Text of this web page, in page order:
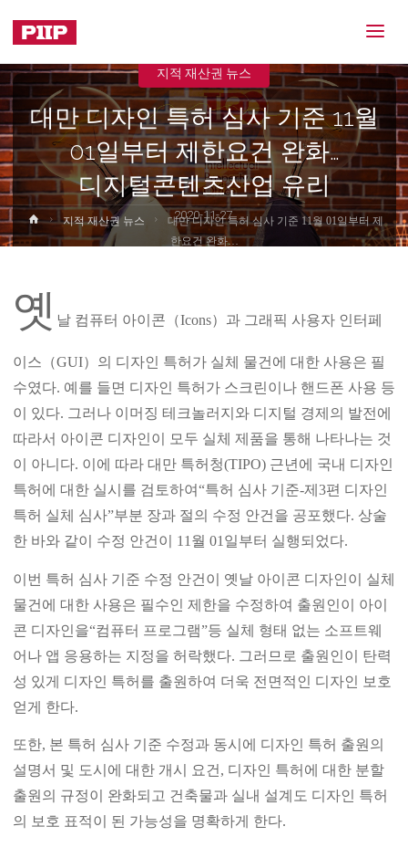
대만 디자인 특허 심사 기준 11월
01일부터 제한요건 완화…
디지털콘텐츠산업 유리
2020-11-27
지적 재산권 뉴스
Home지적 재산권 뉴스
대만 디자인 특허 심사 기준 11월 01일부터 제
한요건 완화…
옛 날 컴퓨터 아이콘（Icons）과 그래픽 사용자 인터페
이스（GUI）의 디자인 특허가 실체 물건에 대한 사용은 필
수였다. 예를 들면 디자인 특허가 스크린이나 핸드폰 사용 등
이 있다. 그러나 이머징 테크놀러지와 디지털 경제의 발전에
따라서 아이콘 디자인이 모두 실체 제품을 통해 나타나는 것
이 아니다. 이에 따라 대만 특허청(TIPO) 근년에 국내 디자인
특허에 대한 실시를 검토하여“특허 심사 기준-제3편 디자인
특허 실체 심사”부분 장과 절의 수정 안건을 공포했다. 상술
한 바와 같이 수정 안건이 11월 01일부터 실행되었다.
이번 특허 심사 기준 수정 안건이 옛날 아이콘 디자인이 실체
물건에 대한 사용은 필수인 제한을 수정하여 출원인이 아이
콘 디자인을“컴퓨터 프로그램”등 실체 형태 없는 소프트웨
어나 앱 응용하는 지정을 허락했다. 그러므로 출원인이 탄력
성 있게 디자인 특허를 출원하여 더욱 전면적인 디자인 보호
얻게 한다.
또한, 본 특허 심사 기준 수정과 동시에 디자인 특허 출원의
설명서 및 도시에 대한 개시 요건, 디자인 특허에 대한 분할
출원의 규정이 완화되고 건축물과 실내 설계도 디자인 특허
의 보호 표적이 된 가능성을 명확하게 한다.